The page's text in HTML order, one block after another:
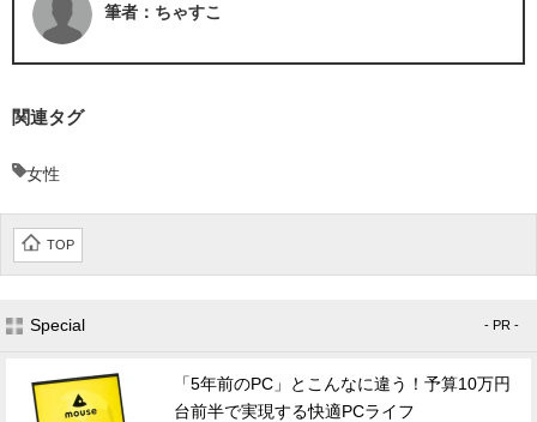
筆者：ちゃすこ
関連タグ
女性
TOP
Special - PR -
「5年前のPC」とこんなに違う！予算10万円
台前半で実現する快適PCライフ